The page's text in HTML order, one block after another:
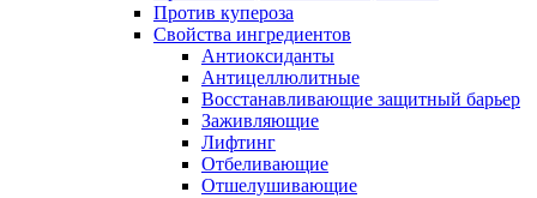
Против купероза
Свойства ингредиентов
Антиоксиданты
Антицеллюлитные
Восстанавливающие защитный барьер
Заживляющие
Лифтинг
Отбеливающие
Отшелушивающие